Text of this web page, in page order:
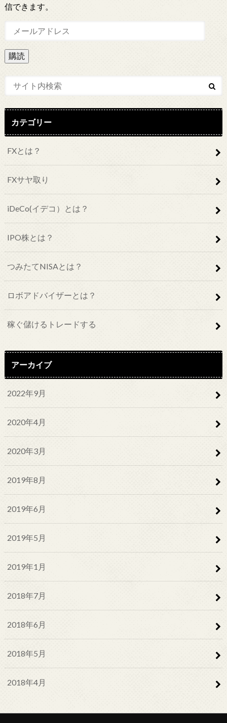
信できます。
ー
ル
ア
ド
カテゴリー
FXとは？
FXサヤ取り
iDeCo(イデコ）とは？
IPO株とは？
つみたてNISAとは？
ロボアドバイザーとは？
稼ぐ儲けるトレードする
アーカイブ
2022年9月
2020年4月
2020年3月
2019年8月
2019年6月
2019年5月
2019年1月
2018年7月
2018年6月
2018年5月
2018年4月